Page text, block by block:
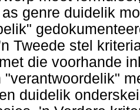
genre duidelik
Tweede stel
die voorhande
"verantwoordelik"
duidelik